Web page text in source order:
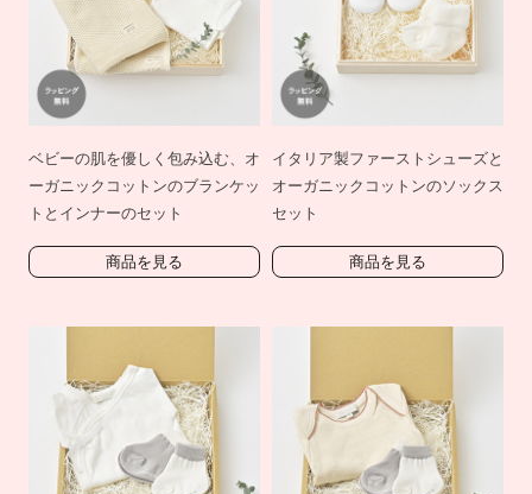
ベビーの肌を優しく包み込む、オ
ーガニックコットンのブランケッ
トとインナーのセット
商品を見る
イタリア製ファーストシューズと
オーガニックコットンのソックス
セット
商品を見る